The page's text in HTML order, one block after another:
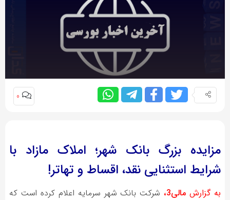
0
مزایده بزرگ بانک شهر؛ املاک مازاد با
شرایط استثنایی نقد، اقساط و تهاتر!
به گزارش مالی3،
شرکت بانک شهر سرمایه اعلام کرده است که